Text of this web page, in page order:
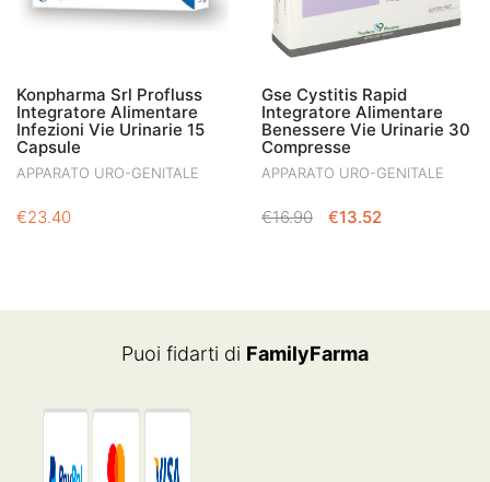
Konpharma Srl Profluss
Integratore Alimentare
Infezioni Vie Urinarie 15
Capsule
APPARATO URO-GENITALE
€23.40
Gse Cystitis Rapid
Integratore Alimentare
Benessere Vie Urinarie 30
Compresse
APPARATO URO-GENITALE
€16.90
IL
€16.90.
€13.52
€13.52.
Puoi fidarti di FamilyFarma